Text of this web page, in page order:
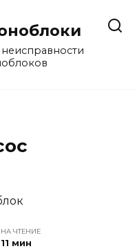
НА ЧТЕНИЕ
11 мин